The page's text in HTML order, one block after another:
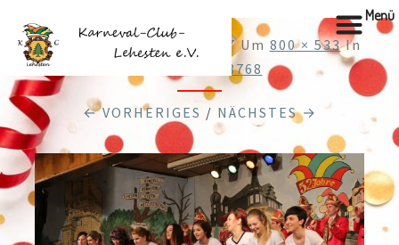
Veröffentlicht 28.12.2017Um 800 × 533In
Cache_57158768
← VORHERIGES / NÄCHSTES →
Menü